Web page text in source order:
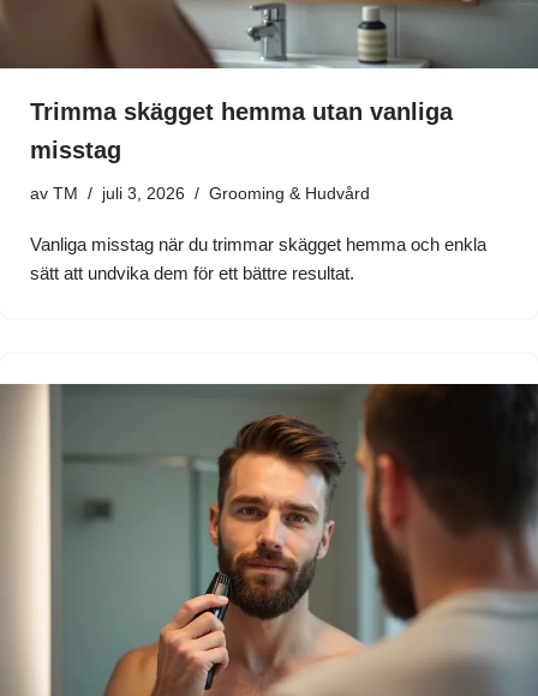
Trimma skägget hemma utan vanliga
misstag
av TM juli 3, 2026 Grooming & Hudvård
Vanliga misstag när du trimmar skägget hemma och enkla
sätt att undvika dem för ett bättre resultat.